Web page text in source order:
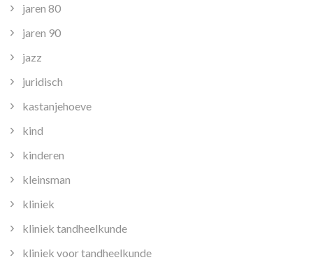
jaren 80
jaren 90
jazz
juridisch
kastanjehoeve
kind
kinderen
kleinsman
kliniek
kliniek tandheelkunde
kliniek voor tandheelkunde